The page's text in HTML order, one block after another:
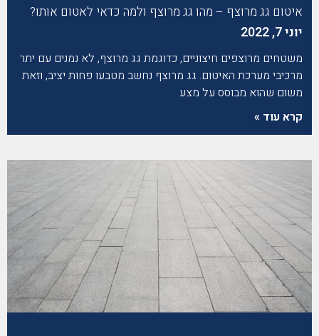
איטום גג מרוצף – מהו גג מרוצף ולמה כדאי לאטום אותו?
יוני 7, 2022
משטחים מרוצפים חיצוניים, כדוגמת גג מרוצף, לא נמנים עם יתר
מרכיבי מערכת האיטום. גג מרוצף נחשב מטבעו פחות יציב, וזאת
משום שהוא מבוסס על מצע
קרא עוד »